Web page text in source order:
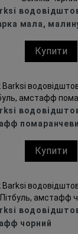
мала,
Купити
Купити
чорний